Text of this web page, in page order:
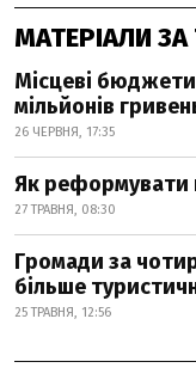
МАТЕРІАЛИ
Місцеві
мільйонів
26 ЧЕРВНЯ, 17:35
Як реформувати
27 ТРАВНЯ, 08:30
Громади за
більше
25 ТРАВНЯ, 12:56